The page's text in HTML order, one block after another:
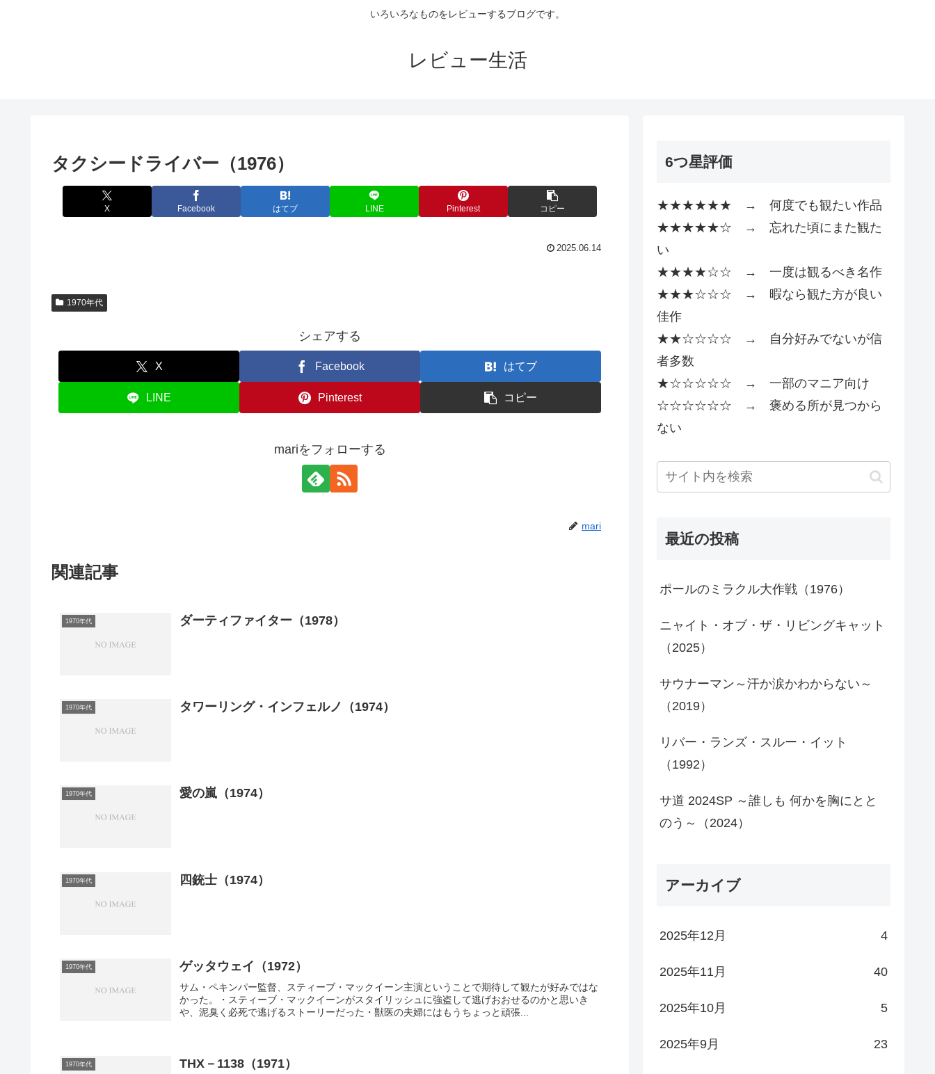
いろいろなものをレビューするブログです。
レビュー生活
タクシードライバー（1976）
X Facebook はてブ LINE Pinterest コピー
2025.06.14
1970年代
シェアする
X Facebook はてブ
LINE Pinterest コピー
mariをフォローする
mari
関連記事
1970年代 ダーティファイター（1978）
1970年代 タワーリング・インフェルノ（1974）
1970年代 愛の嵐（1974）
1970年代 四銃士（1974）
1970年代 ゲッタウェイ（1972）
サム・ペキンパー監督、スティーブ・マックイーン主演ということで期待して観たが好みではな
かった。・スティーブ・マックイーンがスタイリッシュに強盗して逃げおおせるのかと思いき
や、泥臭く必死で逃げるストーリーだった・獣医の夫婦にはもうちょっと頑張...
1970年代 THX－1138（1971）
6つ星評価
★★★★★★ → 何度でも観たい作品
★★★★★☆ → 忘れた頃にまた観た
い
★★★★☆☆ → 一度は観るべき名作
★★★☆☆☆ → 暇なら観た方が良い
佳作
★★☆☆☆☆ → 自分好みでないが信
者多数
★☆☆☆☆☆ → 一部のマニア向け
☆☆☆☆☆☆ → 褒める所が見つから
ない
最近の投稿
ポールのミラクル大作戦（1976）
ニャイト・オブ・ザ・リビングキャット
（2025）
サウナーマン～汗か涙かわからない～
（2019）
リバー・ランズ・スルー・イット
（1992）
サ道 2024SP ～誰しも 何かを胸にとと
のう～（2024）
アーカイブ
2025年12月 4
2025年11月 40
2025年10月 5
2025年9月 23